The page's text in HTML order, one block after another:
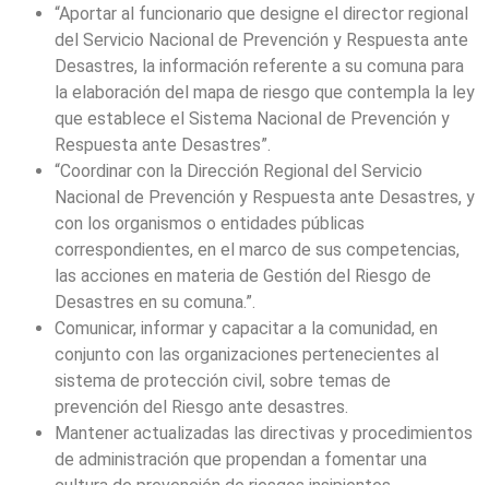
“Aportar al funcionario que designe el director regional
del Servicio Nacional de Prevención y Respuesta ante
Desastres, la información referente a su comuna para
la elaboración del mapa de riesgo que contempla la ley
que establece el Sistema Nacional de Prevención y
Respuesta ante Desastres”.
“Coordinar con la Dirección Regional del Servicio
Nacional de Prevención y Respuesta ante Desastres, y
con los organismos o entidades públicas
correspondientes, en el marco de sus competencias,
las acciones en materia de Gestión del Riesgo de
Desastres en su comuna.”.
Comunicar, informar y capacitar a la comunidad, en
conjunto con las organizaciones pertenecientes al
sistema de protección civil, sobre temas de
prevención del Riesgo ante desastres.
Mantener actualizadas las directivas y procedimientos
de administración que propendan a fomentar una